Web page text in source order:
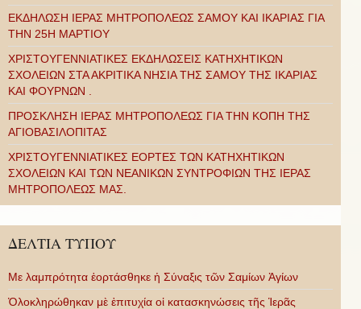
ΕΚΔΗΛΩΣΗ ΙΕΡΑΣ ΜΗΤΡΟΠΟΛΕΩΣ ΣΑΜΟΥ ΚΑΙ ΙΚΑΡΙΑΣ ΓΙΑ
ΤΗΝ 25Η ΜΑΡΤΙΟΥ
ΧΡΙΣΤΟΥΓΕΝΝΙΑΤΙΚΕΣ ΕΚΔΗΛΩΣΕΙΣ ΚΑΤΗΧΗΤΙΚΩΝ
ΣΧΟΛΕΙΩΝ ΣΤΑ ΑΚΡΙΤΙΚΑ ΝΗΣΙΑ ΤΗΣ ΣΑΜΟΥ ΤΗΣ ΙΚΑΡΙΑΣ
ΚΑΙ ΦΟΥΡΝΩΝ .
ΠΡΟΣΚΛΗΣΗ ΙΕΡΑΣ ΜΗΤΡΟΠΟΛΕΩΣ ΓΙΑ ΤΗΝ ΚΟΠΗ ΤΗΣ
ΑΓΙΟΒΑΣΙΛΟΠΙΤΑΣ
ΧΡΙΣΤΟΥΓΕΝΝΙΑΤΙΚΕΣ ΕΟΡΤΕΣ ΤΩΝ ΚΑΤΗΧΗΤΙΚΩΝ
ΣΧΟΛΕΙΩΝ ΚΑΙ ΤΩΝ ΝΕΑΝΙΚΩΝ ΣΥΝΤΡΟΦΙΩΝ ΤΗΣ ΙΕΡΑΣ
ΜΗΤΡΟΠΟΛΕΩΣ ΜΑΣ.
ΔΕΛΤΙΑ ΤΥΠΟΥ
Με λαμπρότητα ἑορτάσθηκε ἡ Σύναξις τῶν Σαμίων Ἁγίων
Ὁλοκληρώθηκαν μὲ ἐπιτυχία οἱ κατασκηνώσεις τῆς Ἱερᾶς